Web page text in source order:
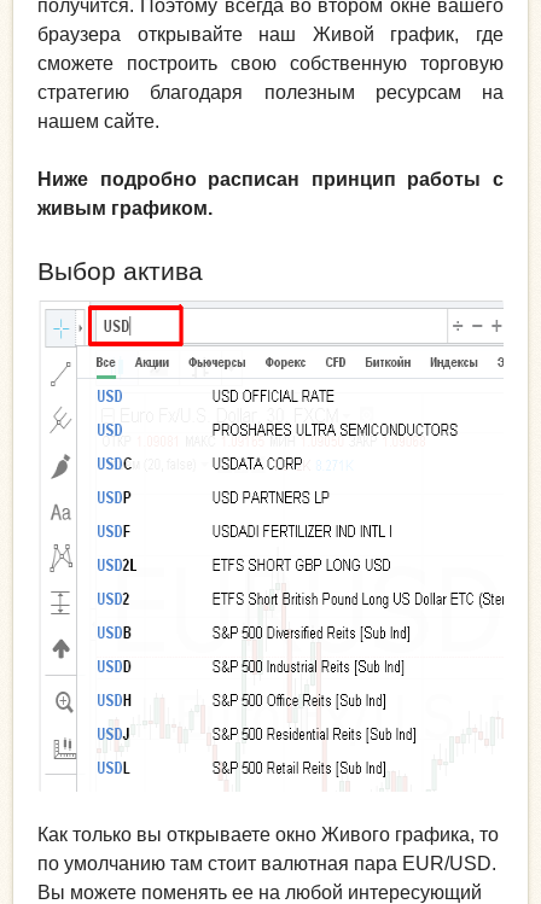
получится. Поэтому всегда во втором окне вашего
браузера открывайте наш Живой график, где
сможете построить свою собственную торговую
стратегию благодаря полезным ресурсам на
нашем сайте.
Ниже подробно расписан принцип работы с
живым графиком.
Выбор актива
Как только вы открываете окно Живого графика, то
по умолчанию там стоит валютная пара EUR/USD.
Вы можете поменять ее на любой интересующий